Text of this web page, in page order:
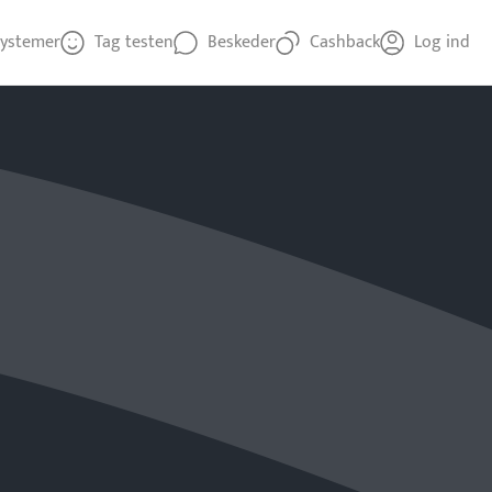
Tag testen Beskeder Cashback Log ind